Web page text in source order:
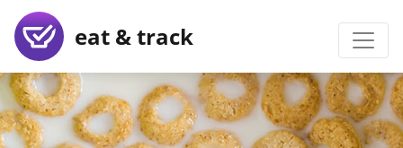
eat & track